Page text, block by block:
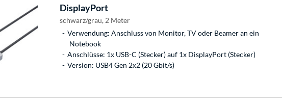
DisplayPort
schwarz/grau, 2 Meter
Verwendung: Anschluss von Monitor, TV oder Beamer an ein
Notebook
Anschlüsse: 1x USB-C (Stecker) auf 1x DisplayPort (Stecker)
Version: USB4 Gen 2x2 (20 Gbit/s)